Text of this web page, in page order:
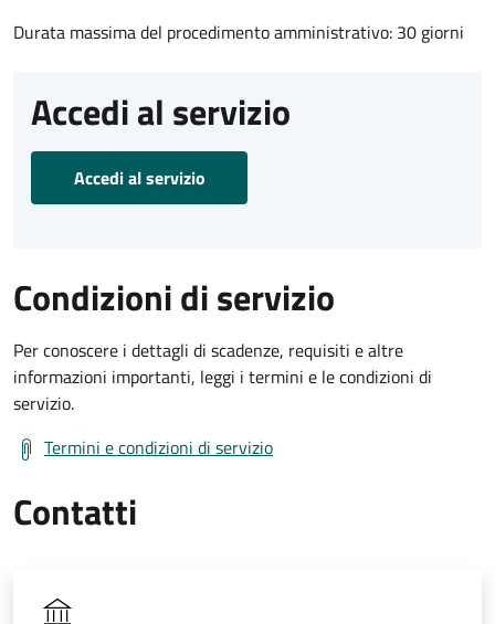
Durata massima del procedimento amministrativo: 30 giorni
Accedi al servizio
Accedi al servizio
Condizioni di servizio
Per conoscere i dettagli di scadenze, requisiti e altre
informazioni importanti, leggi i termini e le condizioni di
servizio.
Termini e condizioni di servizio
Contatti